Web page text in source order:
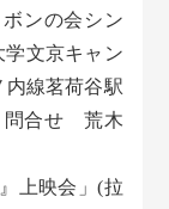
ンの会シン
文京キャン
線茗荷谷駅
問合せ 荒木
上映会」(拉